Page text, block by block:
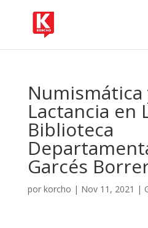
Numismática
Lactancia en
Biblioteca
Garcés
por korcho | Nov 11, 2021 |